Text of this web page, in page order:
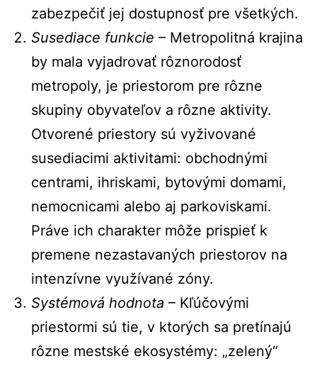
zabezpečiť jej dostupnosť pre všetkých.
Susediace funkcie – Metropolitná krajina
by mala vyjadrovať rôznorodosť
metropoly, je priestorom pre rôzne
skupiny obyvateľov a rôzne aktivity.
Otvorené priestory sú vyživované
susediacimi aktivitami: obchodnými
centrami, ihriskami, bytovými domami,
nemocnicami alebo aj parkoviskami.
Práve ich charakter môže prispieť k
premene nezastavaných priestorov na
intenzívne využívané zóny.
Systémová hodnota – Kľúčovými
priestormi sú tie, v ktorých sa pretínajú
rôzne mestské ekosystémy: „zelený“